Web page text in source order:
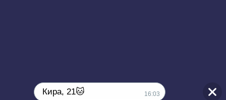
Кира, 21🐱 16:03